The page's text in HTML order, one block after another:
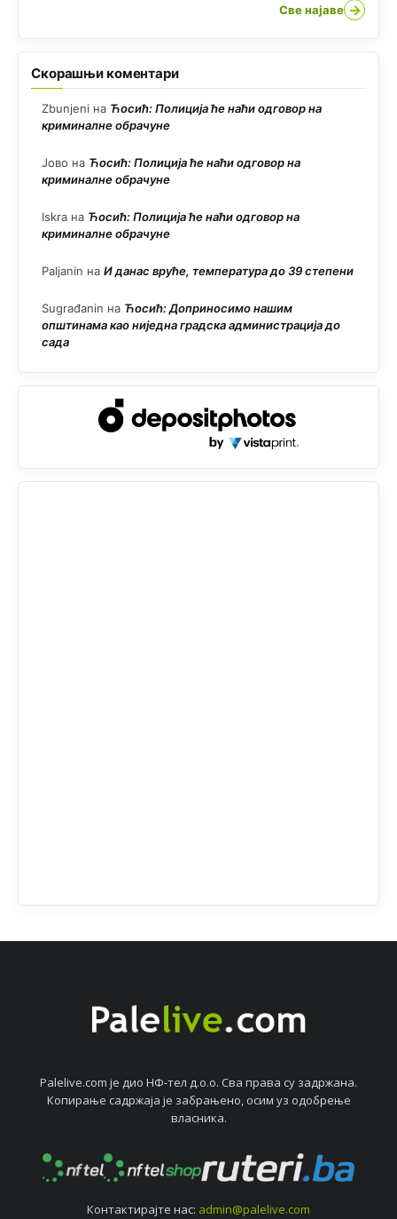
Све најаве →
Скорашњи коментари
Zbunjeni на Ћосић: Полиција ће наћи одговор на
криминалне обрачуне
Јово на Ћосић: Полиција ће наћи одговор на
криминалне обрачуне
Iskra на Ћосић: Полиција ће наћи одговор на
криминалне обрачуне
Paljanin на И данас вруће, температура до 39 степени
Sugrađanin на Ћосић: Доприносимо нашим
општинама као ниједна градска администрација до
сада
Palelive.com јe дио НФ-тeл д.о.о. Сва права су задржана.
Копирањe садржаја јe забрањeно, осим уз одобрeњe
власника.
Контактирајтe нас: admin@palelive.com